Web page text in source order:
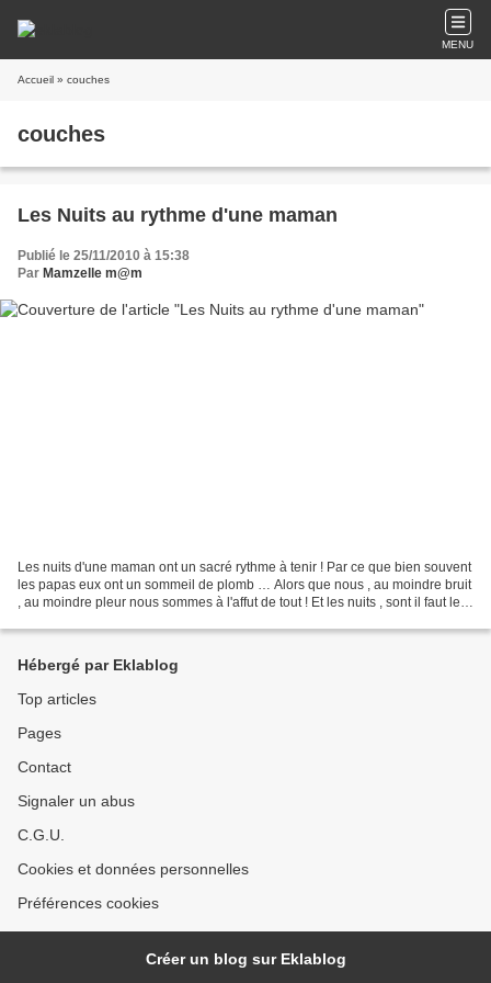
MENU
Accueil » couches
couches
Les Nuits au rythme d'une maman
Publié le 25/11/2010 à 15:38
Par Mamzelle m@m
Les nuits d'une maman ont un sacré rythme à tenir ! Par ce que bien souvent
les papas eux ont un sommeil de plomb … Alors que nous , au moindre bruit
, au moindre pleur nous sommes à l'affut de tout ! Et les nuits , sont il faut le
Hébergé par Eklablog
Top articles
Pages
Contact
Signaler un abus
C.G.U.
Cookies et données personnelles
Préférences cookies
Créer un blog sur Eklablog